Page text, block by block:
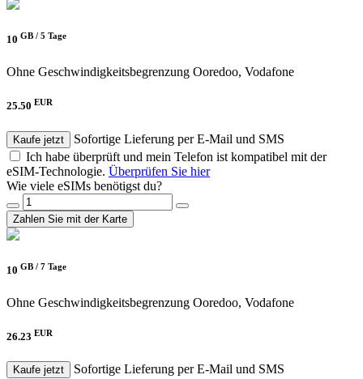
10 GB / 5 Tage
Ohne Geschwindigkeitsbegrenzung Ooredoo, Vodafone
25.50 EUR
Kaufe jetzt
Sofortige Lieferung per E-Mail und SMS
Ich habe überprüft und mein Telefon ist kompatibel mit der
eSIM-Technologie. Überprüfen Sie hier
Wie viele eSIMs benötigst du?
Zahlen Sie mit der Karte
10 GB / 7 Tage
Ohne Geschwindigkeitsbegrenzung Ooredoo, Vodafone
26.23 EUR
Kaufe jetzt
Sofortige Lieferung per E-Mail und SMS